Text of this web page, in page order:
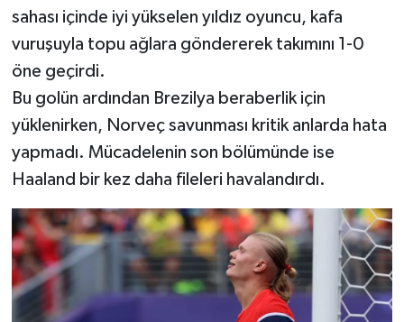
sahası içinde iyi yükselen yıldız oyuncu, kafa
vuruşuyla topu ağlara göndererek takımını 1-0
öne geçirdi.
Bu golün ardından Brezilya beraberlik için
yüklenirken, Norveç savunması kritik anlarda hata
yapmadı. Mücadelenin son bölümünde ise
Haaland bir kez daha fileleri havalandırdı.